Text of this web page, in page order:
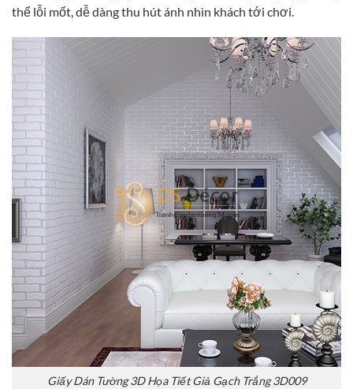
thể lỗi mốt, dễ dàng thu hút ánh nhìn khách tới chơi.
Giấy Dán Tường 3D Họa Tiết Giả Gạch Trắng 3D009